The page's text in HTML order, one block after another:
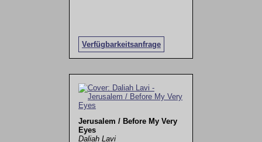
Verfügbarkeitsanfrage
Jerusalem / Before My Very
Eyes
Daliah Lavi